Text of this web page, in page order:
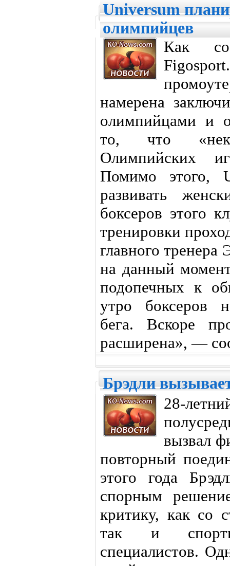
Universum
олимпийцев
Как
намерена
олимпийцами и
то, что
Олимпийских
Помимо этого,
развивать
боксеров этого
тренировки
главного тренера
на данный
подопечных к
утро боксеров
бега. Вскоре
расширена», —
Брэдли
28-
вызвал
повторный
этого года
спорным
критику, как со
так и
специалистов.